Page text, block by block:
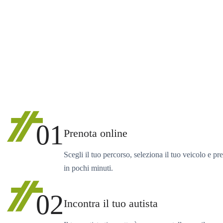
01Prenota online
Scegli il tuo percorso, seleziona il tuo veicolo e
in pochi minuti.
02Incontra il tuo autista